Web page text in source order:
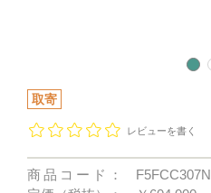
取寄
レビューを書く
商品コード：
F5FCC307N